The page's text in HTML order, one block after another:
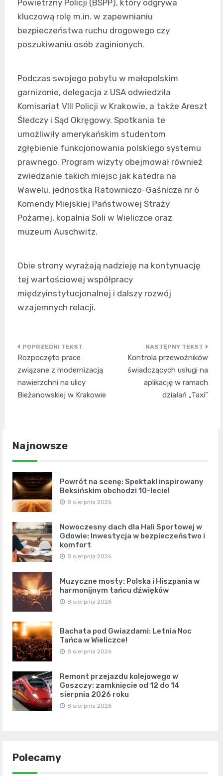
Powietrzny Policji (BSPP), który odgrywa
kluczową rolę m.in. w zapewnianiu
bezpieczeństwa ruchu drogowego czy
poszukiwaniu osób zaginionych.
Podczas swojego pobytu w małopolskim
garnizonie, delegacja z USA odwiedziła
Komisariat VIII Policji w Krakowie, a także Areszt
Śledczy i Sąd Okręgowy. Spotkania te
umożliwiły amerykańskim studentom
zgłębienie funkcjonowania polskiego systemu
prawnego. Program wizyty obejmował również
zwiedzanie takich miejsc jak katedra na
Wawelu, jednostka Ratowniczo-Gaśnicza nr 6
Komendy Miejskiej Państwowej Straży
Pożarnej, kopalnia Soli w Wieliczce oraz
muzeum Auschwitz.
Obie strony wyrażają nadzieję na kontynuację
tej wartościowej współpracy
międzyinstytucjonalnej i dalszy rozwój
wzajemnych relacji.
Nawigacja
wpisu
Rozpoczęto prace
związane z modernizacją
nawierzchni na ulicy
Bieżanowskiej w Krakowie
Kontrola przewoźników
świadczących usługi na
aplikację w ramach
działań „Taxi”
Najnowsze
Powrót na scenę: Spektakl inspirowany
Beksińskim obchodzi 10-lecie!
8 sierpnia 2026
Nowoczesny dach dla Hali Sportowej w
Gdowie: Inwestycja w bezpieczeństwo i
komfort
8 sierpnia 2026
Muzyczne mosty: Polska i Hiszpania w
harmonijnym tańcu dźwięków
8 sierpnia 2026
Bachata pod Gwiazdami: Letnia Noc
Tańca w Wieliczce!
8 sierpnia 2026
Remont przejazdu kolejowego w
Goszczy: zamknięcie od 12 do 14
sierpnia 2026 roku
8 sierpnia 2026
Polecamy